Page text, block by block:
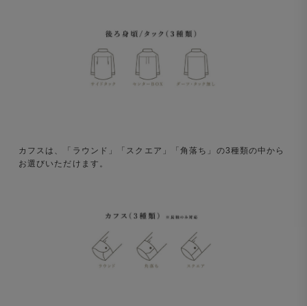
カフスは、「ラウンド」「スクエア」「角落ち」の3種類の中から
お選びいただけます。